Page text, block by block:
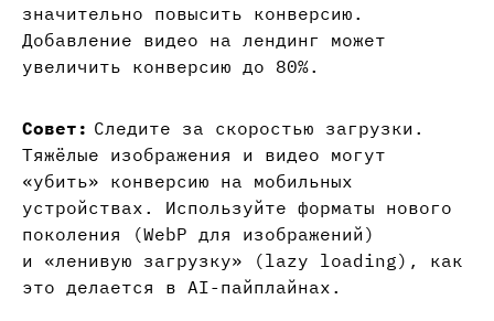
значительно повысить конверсию.
Добавление видео на лендинг может
увеличить конверсию до 80%.
Совет: Следите за скоростью загрузки.
Тяжёлые изображения и видео могут
«убить» конверсию на мобильных
устройствах. Используйте форматы нового
поколения (WebP для изображений)
и «ленивую загрузку» (lazy loading), как
это делается в AI-пайплайнах.